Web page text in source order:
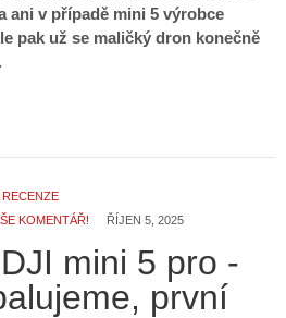
ani v případě mini 5 výrobce
pak už se maličký dron konečně
RECENZE
KOMENTÁŘ!
ŘÍJEN 5, 2025
mini 5 pro -
první